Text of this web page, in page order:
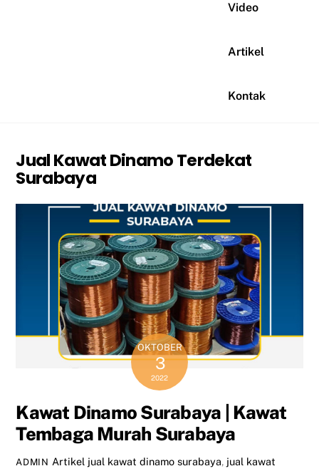
Video
Artikel
Kontak
Jual Kawat Dinamo Terdekat
Surabaya
OKTOBER
3
2022
Kawat Dinamo Surabaya | Kawat
Tembaga Murah Surabaya
ADMIN Artikel jual kawat dinamo surabaya, jual kawat